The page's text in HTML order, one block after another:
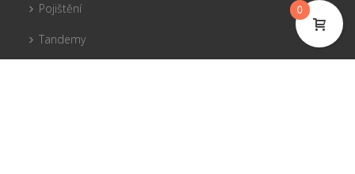
Pojištění
Tandemy
0